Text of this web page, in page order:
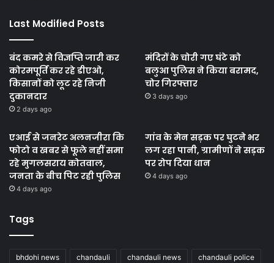
Last Modified Posts
बंद कमरे से विज्ञप्ति जारी कर
कोरमपूर्ति कर रहे डीएओ,
किसानों को लूट रहे निजी
दुकानदार
2 days ago
मंदिरों के चोरी गए घंटे को
बलुआ पुलिस ने किया बरामद,
चोर गिरफ्तार
3 days ago
एआई से जनरेट अलनजीरा कि
फोटो व खबर से फूले नहीं समा
रहे मुगलसराय कोतवाल,
जनता के बीच पिट रही पुलिस
4 days ago
गांव के मेन सड़क पर घुटने भर
लग रहा पानी, ग्रामीणों ने सड़क
पर रोप दिया धान
4 days ago
Tags
bhdohi news chandauli chandauli news chandauli police